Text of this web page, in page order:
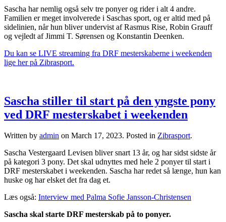
Sascha har nemlig også selv tre ponyer og rider i alt 4 andre.
Familien er meget involverede i Saschas sport, og er altid med på
sidelinien, når hun bliver undervist af Rasmus Rise, Robin Grauff
og vejledt af Jimmi T. Sørensen og Konstantin Deenken.
Du kan se LIVE streaming fra DRF mesterskaberne i weekenden
lige her på Zibrasport.
Sascha stiller til start på den yngste pony
ved DRF mesterskabet i weekenden
Written by admin on March 17, 2023. Posted in Zibrasport.
Sascha Vestergaard Levisen bliver snart 13 år, og har sidst sidste år
på kategori 3 pony. Det skal udnyttes med hele 2 ponyer til start i
DRF mesterskabet i weekenden. Sascha har redet så længe, hun kan
huske og har elsket det fra dag et.
Læs også: Interview med Palma Sofie Jansson-Christensen
Sascha skal starte DRF mesterskab på to ponyer.